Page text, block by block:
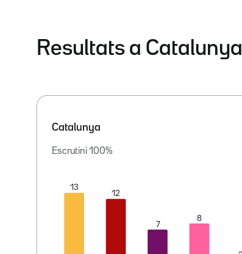
Resultats a Catalunya
Catalunya
Escrutini 100%